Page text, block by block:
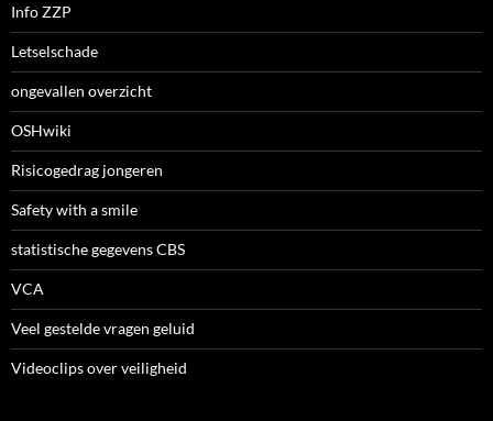
Info ZZP
Letselschade
ongevallen overzicht
OSHwiki
Risicogedrag jongeren
Safety with a smile
statistische gegevens CBS
VCA
Veel gestelde vragen geluid
Videoclips over veiligheid